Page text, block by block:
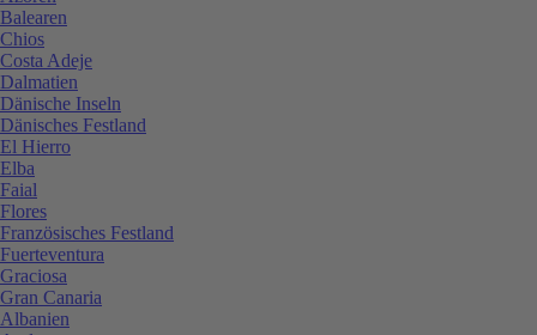
Balearen
Chios
Costa Adeje
Dalmatien
Dänische Inseln
Dänisches Festland
El Hierro
Elba
Faial
Flores
Französisches Festland
Fuerteventura
Graciosa
Gran Canaria
Albanien